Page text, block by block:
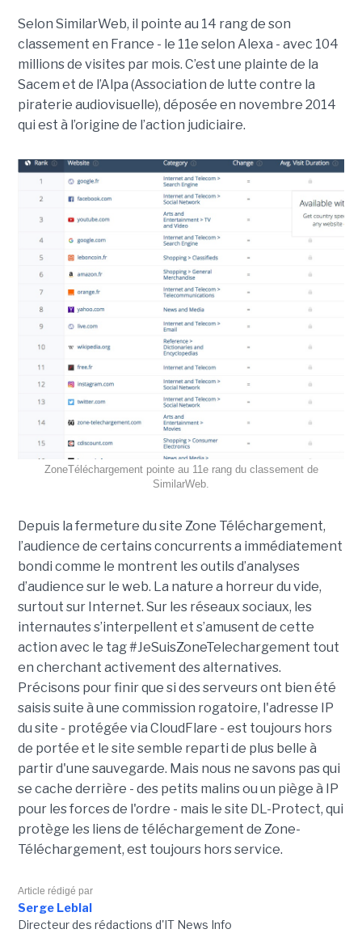
Selon SimilarWeb, il pointe au 14 rang de son
classement en France - le 11e selon Alexa - avec 104
millions de visites par mois. C’est une plainte de la
Sacem et de l’Alpa (Association de lutte contre la
piraterie audiovisuelle), déposée en novembre 2014
qui est à l’origine de l’action judiciaire.
ZoneTéléchargement pointe au 11e rang du classement de
SimilarWeb.
Depuis la fermeture du site Zone Téléchargement,
l’audience de certains concurrents a immédiatement
bondi comme le montrent les outils d’analyses
d’audience sur le web. La nature a horreur du vide,
surtout sur Internet. Sur les réseaux sociaux, les
internautes s’interpellent et s’amusent de cette
action avec le tag #JeSuisZoneTelechargement tout
en cherchant activement des alternatives.
Précisons pour finir que si des serveurs ont bien été
saisis suite à une commission rogatoire, l'adresse IP
du site - protégée via CloudFlare - est toujours hors
de portée et le site semble reparti de plus belle à
partir d'une sauvegarde. Mais nous ne savons pas qui
se cache derrière - des petits malins ou un piège à IP
pour les forces de l'ordre - mais le site DL-Protect, qui
protège les liens de téléchargement de Zone-
Téléchargement, est toujours hors service.
Article rédigé par
Serge Leblal
Directeur des rédactions d'IT News Info